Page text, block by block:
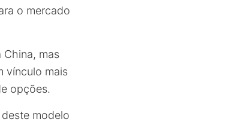
o mercado
China, mas
vínculo mais
opções.
modelo